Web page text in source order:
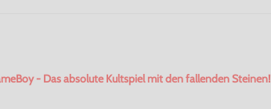
- Das absolute Kultspiel mit den fallenden Steinen!